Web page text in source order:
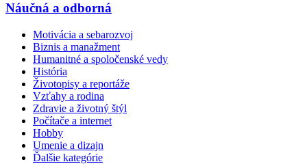
Náučná a odborná
Motivácia a sebarozvoj
Biznis a manažment
Humanitné a spoločenské vedy
História
Životopisy a reportáže
Vzťahy a rodina
Zdravie a životný štýl
Počítače a internet
Hobby
Umenie a dizajn
Ďalšie kategórie